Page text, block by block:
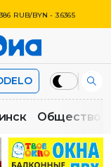
RUB/BYN - 3.6365
Общество